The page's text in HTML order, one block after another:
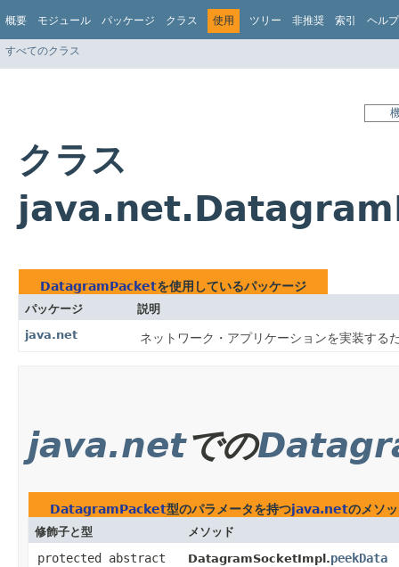
概要 モジュール パッケージ クラス 使用 ツリー 非推奨 索引 ヘルプ
すべてのクラス
クラス
DatagramPacketを使用しているパッケージ
パッケージ
説明
java.net
ネットワーク・アプリケーションを実装する
java.netでの
DatagramPacket型のパラメータを持つjava.netのメソ
修飾子と型 メソッド
protected abstract
DatagramSocketImpl.peekData